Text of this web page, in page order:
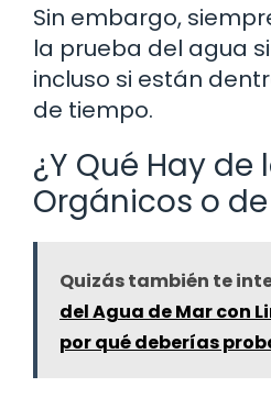
Sin embargo,
la prueba del agua
incluso si están
de tiempo.
¿Y Qué Hay de
Orgánicos o
Quizás también te
del Agua de Mar con
por qué deberías